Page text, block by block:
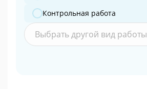
Контрольная работа
Выбрать другой вид работы